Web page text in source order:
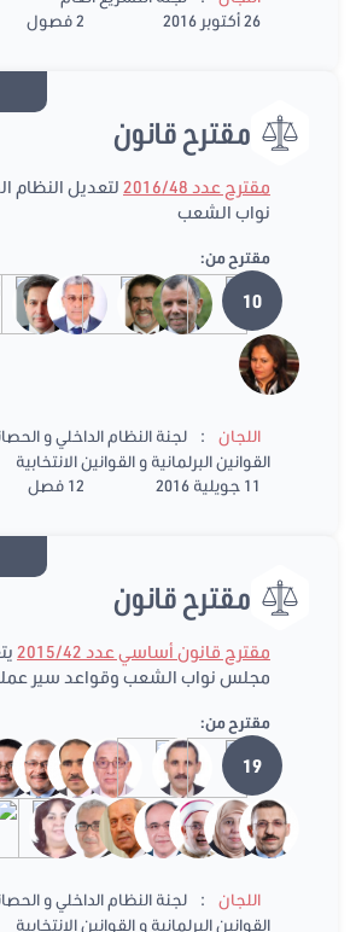
26 أكتوبر 2016
2 فصول
مقترح قانون
مقترح عدد 2016/48
لتعديل النظام
نواب الشعب
مقترح من:
10
اللجان :
لجنة النظام الداخلي و
القوانين البرلمانية و القوانين الانتخابية
11 جويلية 2016
12 فصل
مقترح قانون
مقترح قانون أساسي عدد 2015/42
مجلس نواب الشعب وقواعد سير
مقترح من:
19
اللجان :
لجنة النظام الداخلي و
القوانين البرلمانية و القوانين الانتخابية